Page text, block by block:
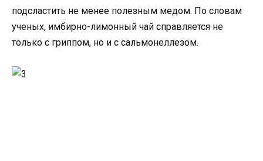
подсластить не менее полезным медом. По словам
ученых, имбирно-лимонный чай справляется не
только с гриппом, но и с сальмонеллезом.